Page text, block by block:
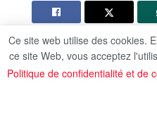
Le ministre des Affaires
l’Immigration et des
l’étranger, Dr Badr
Ce site web utilise des cookies.
ce site Web, vous acceptez
Politique de confidentialité et de